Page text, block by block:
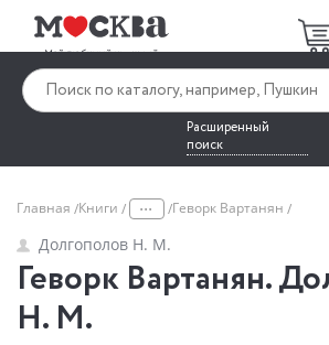
Расширенный
поиск
Главная Книги ... Геворк Вартанян
Долгополов Н. М.
Геворк Вартанян.
Н. М.